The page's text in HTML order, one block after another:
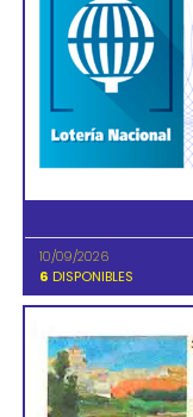
10/09/2026
6 DISPONIBLES